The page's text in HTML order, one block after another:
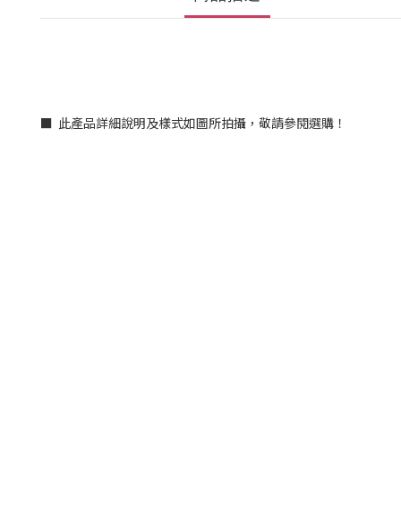
■ 此產品詳細說明及樣式如圖所拍攝，敬請參閱選購！